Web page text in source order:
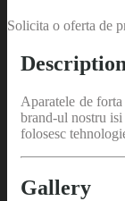
Solicita o oferta de
Description
Aparatele de
brand-ul nostru
folosesc
Gallery